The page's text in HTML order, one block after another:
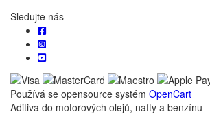
Sledujte nás
Používá se opensource systém OpenCart
Aditiva do motorových olejů, nafty a benzínu